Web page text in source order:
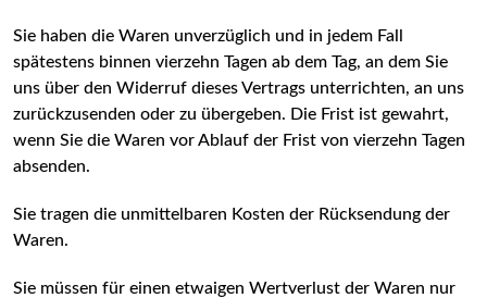
Sie haben die Waren unverzüglich und in jedem Fall
spätestens binnen vierzehn Tagen ab dem Tag, an dem Sie
uns über den Widerruf dieses Vertrags unterrichten, an uns
zurückzusenden oder zu übergeben. Die Frist ist gewahrt,
wenn Sie die Waren vor Ablauf der Frist von vierzehn Tagen
absenden.
Sie tragen die unmittelbaren Kosten der Rücksendung der
Waren.
Sie müssen für einen etwaigen Wertverlust der Waren nur